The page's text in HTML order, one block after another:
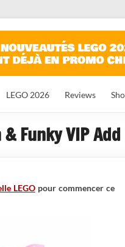
LEGO 2026 Reviews
Funky VIP
LEGOpour commencer ce